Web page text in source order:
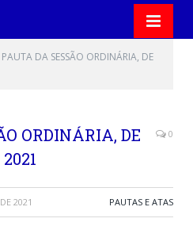
PAUTA DA SESSÃO ORDINÁRIA, DE
ORDINÁRIA, DE
0
2021 PAUTAS E ATAS